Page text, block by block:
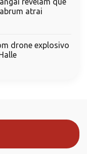
atrai
drone explosivo